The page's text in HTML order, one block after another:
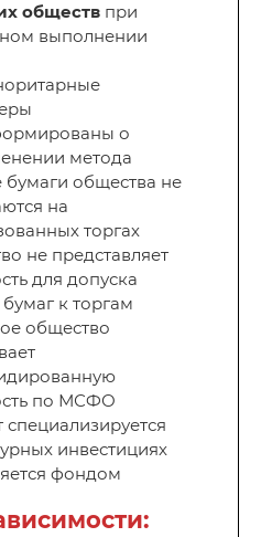
обществ при
выполнении
о
метода
общества не
на
торгах
не представляет
для допуска
к торгам
общество
по МСФО
специализируется
инвестициях
фондом